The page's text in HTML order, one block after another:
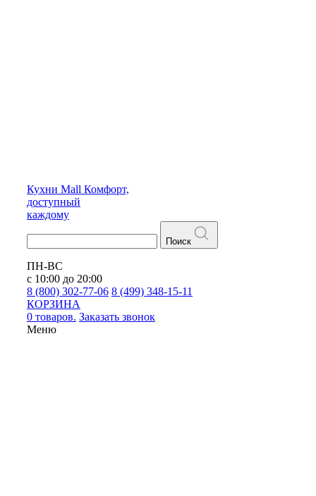
Кухни Mall Комфорт,
доступный
каждому
Поиск
ПН-ВС
с 10:00 до 20:00
8 (800) 302-77-06 8 (499) 348-15-11
КОРЗИНА
0 товаров. Заказать звонок
Меню